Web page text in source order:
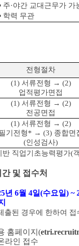
주·야간 교대근무가 가
학력 무관
전형절차
(1) 서류전형 → (2)
업적평가면접
(1) 서류전형 → (2)
전공면접
(1) 서류전형 → (2)
기전형* → (3) 종합면
(인성검사)
반 직업기초능력평가(
및 접수처
년 6월 4일(수요일) ~
출된 경우에 한하여 접
홈페이지 (
라인 접수